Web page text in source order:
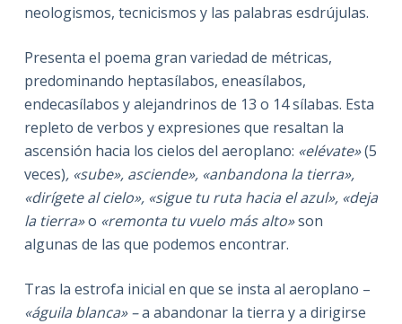
neologismos, tecnicismos y las palabras esdrújulas.
Presenta el poema gran variedad de métricas,
predominando heptasílabos, eneasílabos,
endecasílabos y alejandrinos de 13 o 14 sílabas. Esta
repleto de verbos y expresiones que resaltan la
ascensión hacia los cielos del aeroplano: «elévate»(5
veces), «sube», asciende», «anbandona la tierra»,
«dirígete al cielo», «sigue tu ruta hacia el azul», «deja
la tierra»o «remonta tu vuelo más alto»son
algunas de las que podemos encontrar.
Tras la estrofa inicial en que se insta al aeroplano –
«águila blanca» –a abandonar la tierra y a dirigirse